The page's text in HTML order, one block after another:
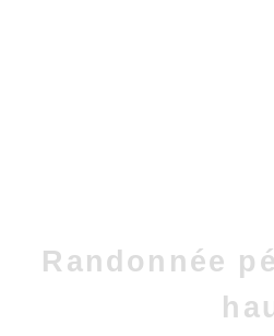
Randonnée